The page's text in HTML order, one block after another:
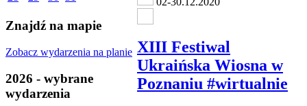
Znajdź na mapie
Zobacz wydarzenia na planie
2026 - wybrane
wydarzenia
XIII Festiwal
Ukraińska Wiosna w
Poznaniu #wirtualnie